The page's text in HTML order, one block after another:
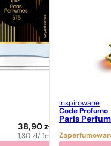
38,90zł
1,30zł/ 1ml
Inspirowane
Code Profumo
Paris